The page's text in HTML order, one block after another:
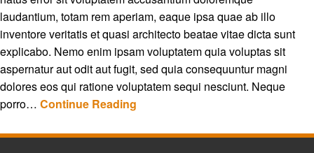
laudantium, totam rem aperiam, eaque ipsa quae ab illo
inventore veritatis et quasi architecto beatae vitae dicta sunt
explicabo. Nemo enim ipsam voluptatem quia voluptas sit
aspernatur aut odit aut fugit, sed quia consequuntur magni
dolores eos qui ratione voluptatem sequi nesciunt. Neque
porro… Continue Reading